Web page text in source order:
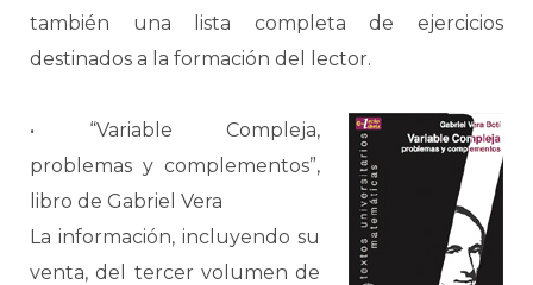
también una lista completa de ejercicios
destinados a la formación del lector.
• “Variable Compleja,
problemas y complementos”,
libro de Gabriel Vera
La información, incluyendo su
venta, del tercer volumen de